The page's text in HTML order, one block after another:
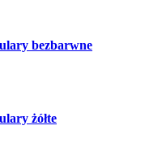
bezbarwne
żółte